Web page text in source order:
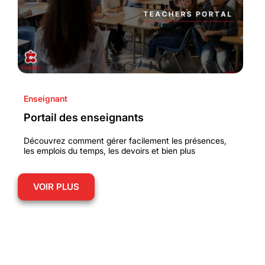
Enseignant
Portail des enseignants
Découvrez comment gérer facilement les présences,
les emplois du temps, les devoirs et bien plus
VOIR PLUS